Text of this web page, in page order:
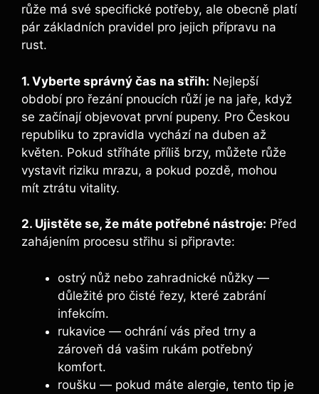
růže má své⁢ specifické potřeby,⁣ ale obecně platí
pár základních pravidel pro jejich přípravu na
rust.
1. Vyberte správný čas na střih: Nejlepší
období⁢ pro‍ řezání pnoucích růží je na jaře,⁤ když‍
se začínají objevovat ​první pupeny. Pro Českou
republiku ⁣to⁤ zpravidla ⁤vychází na⁢ duben až
květen. Pokud⁢ stříháte příliš brzy, ‍můžete růže
vystavit riziku mrazu, a pokud pozdě, mohou
mít ztrátu vitality.
2. Ujistěte se, že máte potřebné nástroje: Před
zahájením procesu střihu si ⁢připravte:
ostrý nůž ‍nebo zahradnické nůžky —
důležité pro čisté⁣ řezy, které zabrání
infekcím.
rukavice ⁢— ochrání vás před trny a
zároveň ⁣dá vašim rukám potřebný
komfort.
roušku ‌—‍ pokud máte⁤ alergie, tento tip je